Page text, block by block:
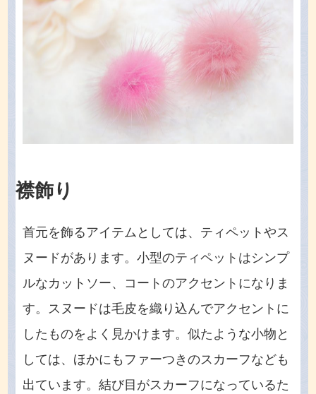
襟飾り
首元を飾るアイテムとしては、ティペットやス
ヌードがあります。小型のティペットはシンプ
ルなカットソー、コートのアクセントになりま
す。スヌードは毛皮を織り込んでアクセントに
したものをよく見かけます。似たような小物と
しては、ほかにもファーつきのスカーフなども
出ています。結び目がスカーフになっているた